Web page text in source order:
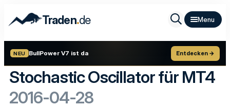
Traden.de
NEU BullPower V7 ist da Entdecken →
Stochastic Oscillator für MT4
2016-04-28